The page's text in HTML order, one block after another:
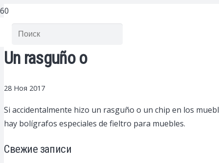
Un rasguño o
28 Ноя 2017
Si accidentalmente hizo un rasguño o un chip en los
hay bolígrafos especiales de fieltro para muebles.
Свежие записи